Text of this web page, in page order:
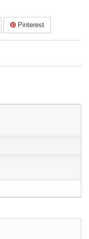
Pinterest